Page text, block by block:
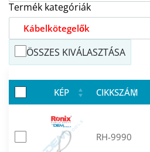
Termék kategóriák
Kábelkötegelők
ÖSSZES KIVÁLASZTÁSA
KÉP CIKKSZÁM
RH-9990